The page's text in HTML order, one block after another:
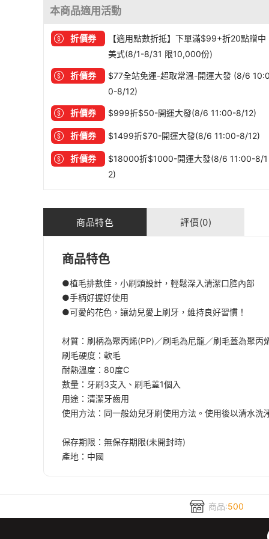
本商品適用活動
折價券
【適用點數折抵】下單滿$99+折20點贈中
美式(8/1-8/31 限10,000份)
折價券
$77全站免運-超取常溫-開運大發 (8/6
0-8/12)
折價券 $999折$50-開運大發(8/6 11:00-8/12)
折價券 $1499折$70-開運大發(8/6 11:00-8/12)
折價券
$18000折$1000-開運大發(8/6 11:00-8/1
2)
商品特色 評價(0)
商品特色
●植毛排數佳，小刷頭設計，輕鬆深入清潔口腔內部
●手柄好握好使用
●可愛的花色，讓幼兒愛上刷牙，維持良好習慣！
材質：刷柄為聚丙烯(PP)／刷毛為尼龍／刷毛蓋為聚丙
刷毛硬度：軟毛
耐熱溫度：80度C
數量：牙刷3支入、刷毛蓋1個入
用途：清潔牙齒用
使用方法：同一般幼兒牙刷使用方法。使用後以清水洗
保存期限：無保存期限(未開封時)
產地：中國
商品:500